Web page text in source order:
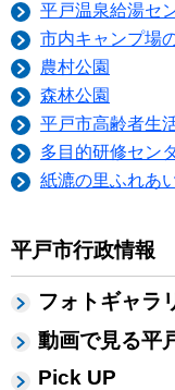
平戸市行政情報
フォトギャラ
動画で見る平
Pick UP
平戸温泉給湯セ
市内キャンプ場
農村公園
森林公園
平戸市高齢者生
多目的研修セン
紙漉の里ふれあ